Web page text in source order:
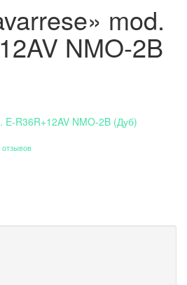
mod.
NMO-2B
отзывов